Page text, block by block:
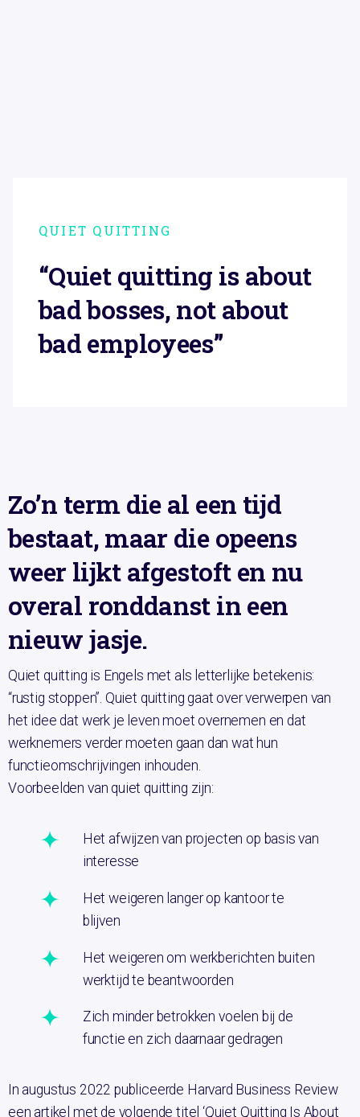
QUIET QUITTING
“Quiet quitting is about
bad bosses, not about
bad employees”
Zo’n term die al een tijd
bestaat, maar die opeens
weer lijkt afgestoft en nu
overal ronddanst in een
nieuw jasje.
Quiet quitting is Engels met als letterlijke betekenis:
“rustig stoppen”. Quiet quitting gaat over verwerpen van
het idee dat werk je leven moet overnemen en dat
werknemers verder moeten gaan dan wat hun
functieomschrijvingen inhouden.
Voorbeelden van quiet quitting zijn:
Het afwijzen van projecten op basis van
interesse
Het weigeren langer op kantoor te
blijven
Het weigeren om werkberichten buiten
werktijd te beantwoorden
Zich minder betrokken voelen bij de
functie en zich daarnaar gedragen
In augustus 2022 publiceerde Harvard Business Review
een artikel met de volgende titel ‘Quiet Quitting Is About